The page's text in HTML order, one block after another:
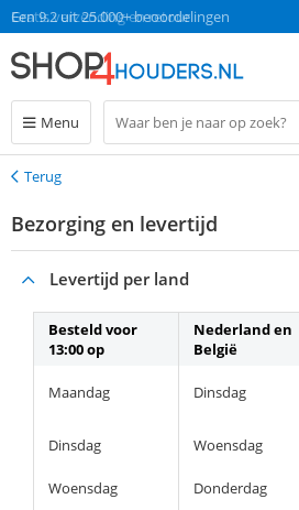
Gratis verzending en retour
Een 9.2 uit 25.000+ beoordelingen
Menu
Terug
Terug
Bezorging en levertijd
Levertijd per land
Besteld voor
13:00 op
Nederland en
België
Maandag Dinsdag
Dinsdag Woensdag
Woensdag
Donderdag